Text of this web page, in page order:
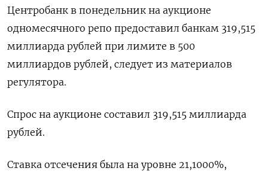
Центробанк в понедельник на аукционе
одномесячного репо предоставил банкам 319,515
миллиарда рублей при лимите в 500
миллиардов рублей, следует из материалов
регулятора.
Спрос на аукционе составил 319,515 миллиарда
рублей.
Ставка отсечения была на уровне 21,1000%,